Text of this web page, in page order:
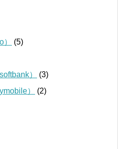
(5)
）
(3)
）
(2)